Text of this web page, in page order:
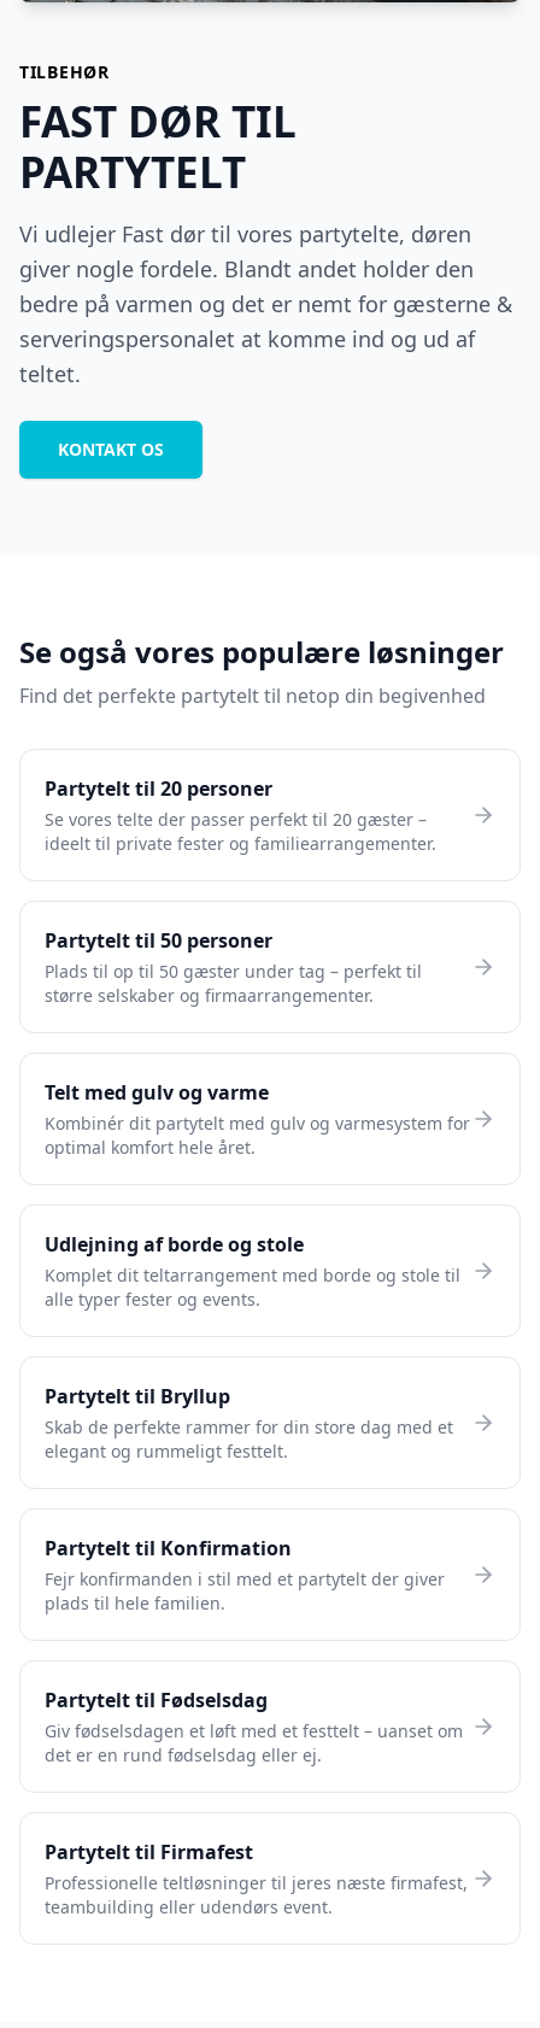
TILBEHØR
FAST DØR TIL
PARTYTELT
Vi udlejer Fast dør til vores partytelte, døren
giver nogle fordele. Blandt andet holder den
bedre på varmen og det er nemt for gæsterne &
serveringspersonalet at komme ind og ud af
teltet.
KONTAKT OS
Se også vores populære løsninger
Find det perfekte partytelt til netop din begivenhed
Partytelt til 20 personer
Se vores telte der passer perfekt til 20 gæster –
ideelt til private fester og familiearrangementer.
Partytelt til 50 personer
Plads til op til 50 gæster under tag – perfekt til
større selskaber og firmaarrangementer.
Telt med gulv og varme
Kombinér dit partytelt med gulv og varmesystem for
optimal komfort hele året.
Udlejning af borde og stole
Komplet dit teltarrangement med borde og stole til
alle typer fester og events.
Partytelt til Bryllup
Skab de perfekte rammer for din store dag med et
elegant og rummeligt festtelt.
Partytelt til Konfirmation
Fejr konfirmanden i stil med et partytelt der giver
plads til hele familien.
Partytelt til Fødselsdag
Giv fødselsdagen et løft med et festtelt – uanset om
det er en rund fødselsdag eller ej.
Partytelt til Firmafest
Professionelle teltløsninger til jeres næste firmafest,
teambuilding eller udendørs event.